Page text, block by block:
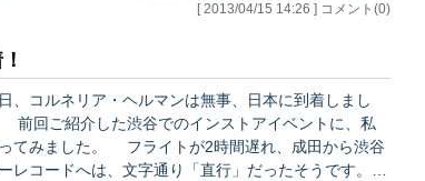
ています。すでにご覧になった方もいらしゃると思い
[ 2013/04/15 14:26 ] コメント(0)
、コルネリア・ヘルマンは無事、日本に到着しまし
前回ご紹介した渋谷でのインストアイベントに、私
た。 フライトが2時間遅れ、成田から渋谷
レコードへは、文字通り「直行」だったそうです。